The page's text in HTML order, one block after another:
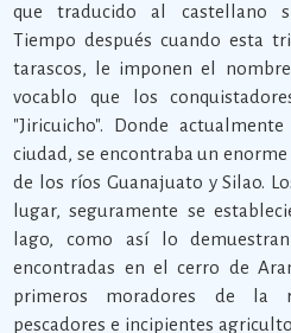
que traducido al castellano
Tiempo después cuando esta
tarascos, le imponen el
vocablo que los
"Jiricuicho". Donde
ciudad, se encontraba un
de los ríos Guanajuato y Silao.
lugar, seguramente se
lago, como así lo
encontradas en el cerro de
primeros moradores de la
pescadores e incipientes